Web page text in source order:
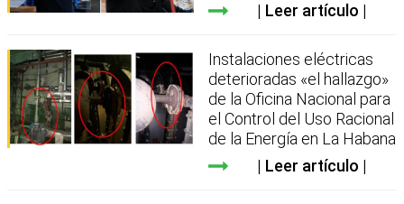
Leer artículo
Instalaciones eléctricas
deterioradas «el hallazgo»
de la Oficina Nacional para
el Control del Uso Racional
de la Energía en La Habana
Leer artículo